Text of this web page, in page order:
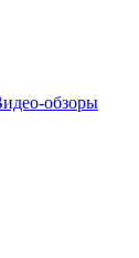
обзоры